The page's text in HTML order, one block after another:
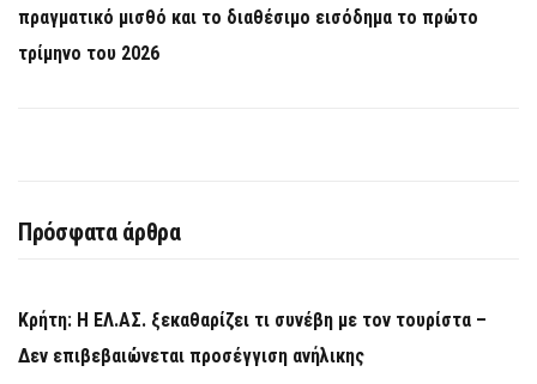
πραγματικό μισθό και το διαθέσιμο εισόδημα το πρώτο
τρίμηνο του 2026
Πρόσφατα άρθρα
Κρήτη: Η ΕΛ.ΑΣ. ξεκαθαρίζει τι συνέβη με τον τουρίστα –
Δεν επιβεβαιώνεται προσέγγιση ανήλικης